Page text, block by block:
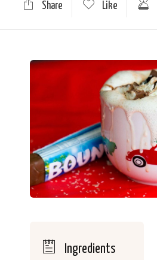
Share Like
Ingredients